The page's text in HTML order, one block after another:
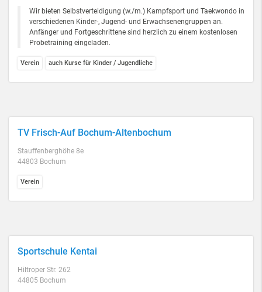
Wir bieten Selbstverteidigung (w./m.) Kampfsport und Taekwondo in
verschiedenen Kinder-, Jugend- und Erwachsenengruppen an.
Anfänger und Fortgeschrittene sind herzlich zu einem kostenlosen
Probetraining eingeladen.
Verein auch Kurse für Kinder / Jugendliche
TV Frisch-Auf Bochum-Altenbochum
Stauffenberghöhe 8e
44803 Bochum
Verein
Sportschule Kentai
Hiltroper Str. 262
44805 Bochum